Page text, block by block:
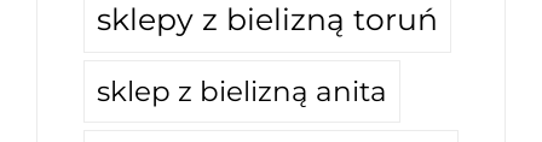
sklepy z bielizną toruń
sklep z bielizną anita